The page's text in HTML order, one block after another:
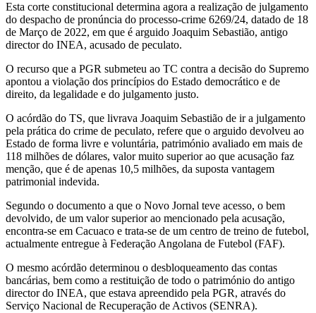
Esta corte constitucional determina agora a realização de julgamento
do despacho de pronúncia do processo-crime 6269/24, datado de 18
de Março de 2022, em que é arguido Joaquim Sebastião, antigo
director do INEA, acusado de peculato.
O recurso que a PGR submeteu ao TC contra a decisão do Supremo
apontou a violação dos princípios do Estado democrático e de
direito, da legalidade e do julgamento justo.
O acórdão do TS, que livrava Joaquim Sebastião de ir a julgamento
pela prática do crime de peculato, refere que o arguido devolveu ao
Estado de forma livre e voluntária, património avaliado em mais de
118 milhões de dólares, valor muito superior ao que acusação faz
menção, que é de apenas 10,5 milhões, da suposta vantagem
patrimonial indevida.
Segundo o documento a que o Novo Jornal teve acesso, o bem
devolvido, de um valor superior ao mencionado pela acusação,
encontra-se em Cacuaco e trata-se de um centro de treino de futebol,
actualmente entregue à Federação Angolana de Futebol (FAF).
O mesmo acórdão determinou o desbloqueamento das contas
bancárias, bem como a restituição de todo o património do antigo
director do INEA, que estava apreendido pela PGR, através do
Serviço Nacional de Recuperação de Activos (SENRA).